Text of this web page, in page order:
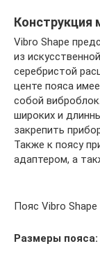
Конструкция
Vibro Shape
из
серебристой
центе пояса
собой
широких и
закрепить
Также к поясу
адаптером, а
Пояс Vibro Shape
Размеры пояса: